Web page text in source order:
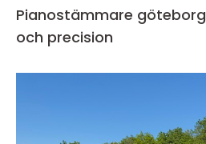
Pianostämmare göteborg kunskap, känsla
och precision